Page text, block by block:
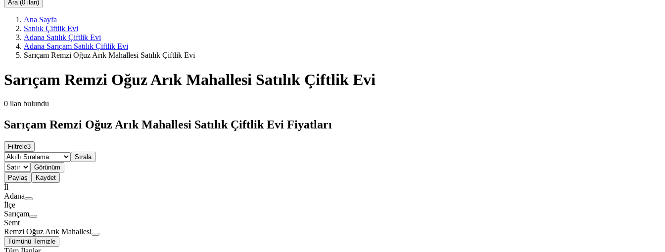
Ara (0 ilan)
Ana Sayfa
Satılık Çiftlik Evi
Adana Satılık Çiftlik Evi
Adana Sarıçam Satılık Çiftlik Evi
Sarıçam Remzi Oğuz Arık Mahallesi Satılık Çiftlik Evi
Sarıçam Remzi Oğuz Arık Mahallesi Satılık Çiftlik Evi
0 ilan bulundu
Sarıçam Remzi Oğuz Arık Mahallesi Satılık Çiftlik Evi Fiyatları
Filtrele3
Sırala
Görünüm
Paylaş
Kaydet
İl
Adana
İlçe
Sarıçam
Semt
Remzi Oğuz Arık Mahallesi
Tümünü Temizle